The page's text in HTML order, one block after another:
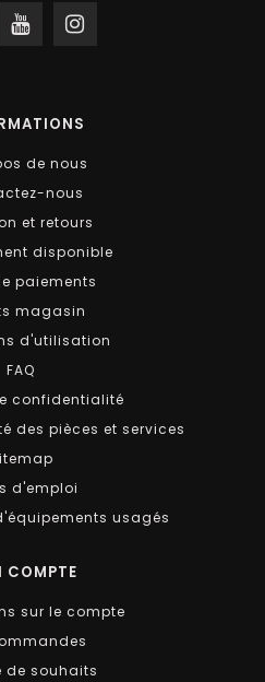
de nous
nous
et retours
disponible
paiements
magasin
d'utilisation
FAQ
confidentialité
des pièces et services
d'emploi
usagés
COMPTE
sur le compte
de souhaits